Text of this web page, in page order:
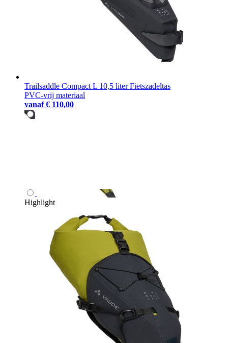
Trailsaddle Compact L 10,5 liter Fietszadeltas
PVC-vrij materiaal
vanaf € 110,00
Highlight